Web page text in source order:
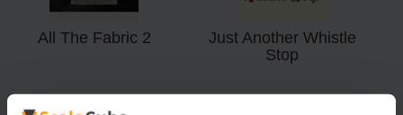
All The Fabric 2
Just Another Whistle
Stop